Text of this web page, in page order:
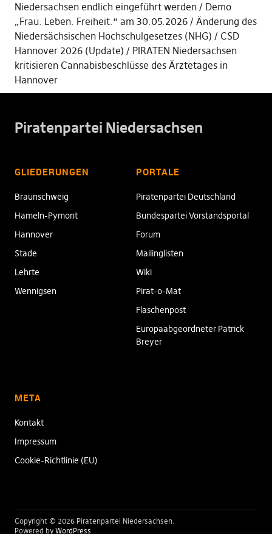
Niedersachsen endlich eingeführt werden
Demo
„Frau. Leben. Freiheit.“ am 30.05.2026
Änderung des
Niedersächsischen Hochschulgesetzes (NHG)
CSD
Hannover 2026 (Update)
PIRATEN Niedersachsen
kritisieren Cannabisbeschlüsse des Ärztetages in
Hannover
Piratenpartei Niedersachsen
GLIEDERUNGEN
Braunschweig
Hameln-Pymont
Hannover
Stade
Lehrte
Wennigsen
PORTALE
Piratenpartei Deutschland
Bundespartei Vorstandsportal
Forum
Mailinglisten
Wiki
Pirat-o-Mat
Flaschenpost
Europaabgeordneter Patrick
Breyer
META
Kontakt
Impressum
Cookie-Richtlinie (EU)
Copyright © 2026 Piratenpartei Niedersachsen
Powered by WordPress